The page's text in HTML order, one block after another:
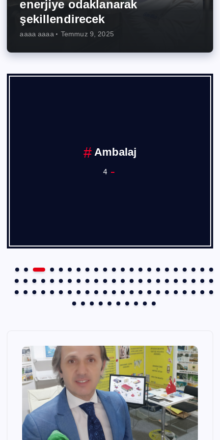
enerjiye odaklanarak
şekillendirecek
aaaa aaaa Temmuz 9, 2025
Ambalaj
4